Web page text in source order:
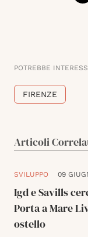
POTREBBE
FIRENZE
Articoli
SVILUPPO 09
Igd e Savills
Porta a Mare
ostello